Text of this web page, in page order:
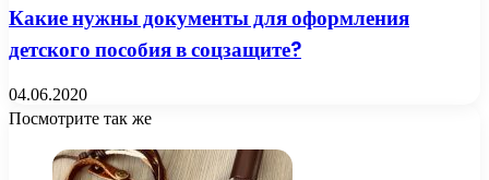
Какие нужны документы для оформления
детского пособия в соцзащите?
04.06.2020
Посмотрите так же